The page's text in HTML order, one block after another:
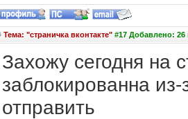
Тема: "страничка вконтакте"#17 Добавлено: 26
Захожу сегодня на
заблокированна
отправить